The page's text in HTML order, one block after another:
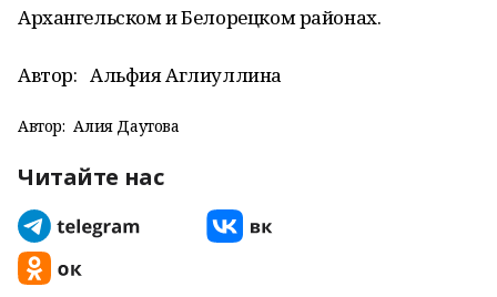
Архангельском и Белорецком районах.
Автор: Альфия Аглиуллина
Автор: Алия Даутова
Читайте нас